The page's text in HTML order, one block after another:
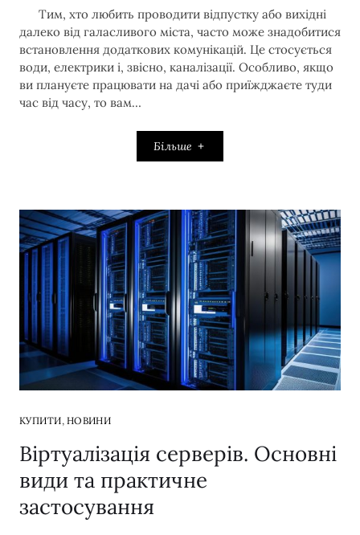
Тим, хто любить проводити відпустку або вихідні
далеко від галасливого міста, часто може знадобитися
встановлення додаткових комунікацій. Це стосується
води, електрики і, звісно, каналізації. Особливо, якщо
ви плануєте працювати на дачі або приїжджаєте туди
час від часу, то вам…
Більше
КУПИТИ, НОВИНИ
Віртуалізація серверів. Основні
види та практичне
застосування